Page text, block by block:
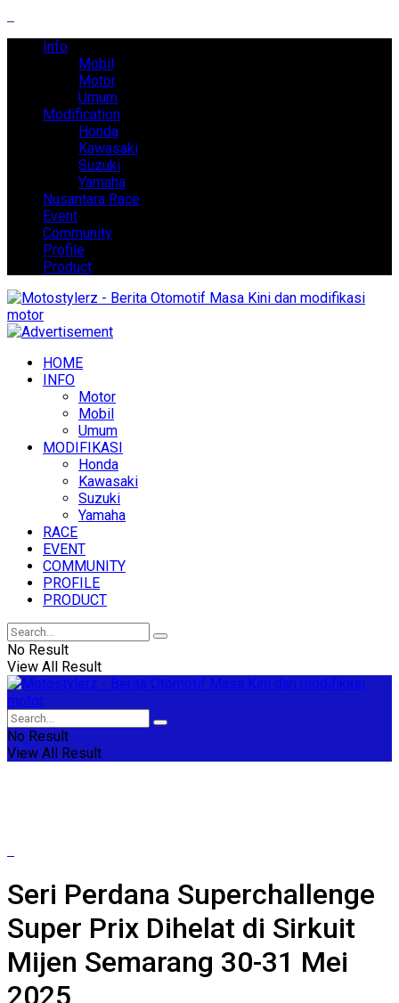
Info
Mobil
Motor
Umum
Modification
Honda
Kawasaki
Suzuki
Yamaha
Nusantara Race
Event
Community
Profile
Product
HOME
INFO
Motor
Mobil
Umum
MODIFIKASI
Honda
Kawasaki
Suzuki
Yamaha
RACE
EVENT
COMMUNITY
PROFILE
PRODUCT
No Result
View All Result
No Result
View All Result
Seri Perdana Superchallenge
Super Prix Dihelat di Sirkuit
Mijen Semarang 30-31 Mei